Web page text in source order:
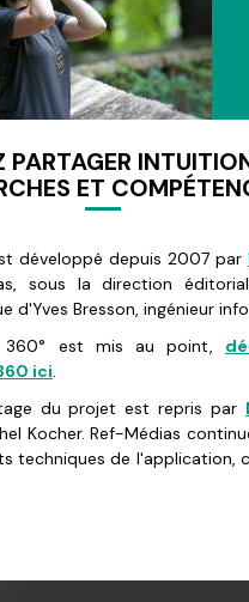
PARTAGER
ET
développé depuis 2007 par
sous la direction
d'Yves Bresson, ingénieur
360° est mis au point,
ici.
du projet est repris par
Kocher. Ref-Médias
techniques de l'application,